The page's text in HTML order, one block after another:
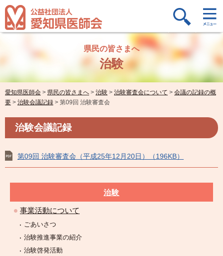
県民の皆さまへ
治験
愛知県医師会 > 県民の皆さまへ > 治験 > 治験審査会について > 会議の記録の概
要 > 治験会議記録 > 第09回 治験審査会
治験会議記録
第09回 治験審査会（平成25年12月20日）（196KB）
治験
事業活動について
ごあいさつ
治験推進事業の紹介
治験啓発活動